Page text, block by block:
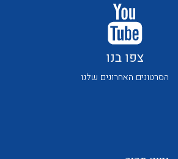
לכל מוצרי היצרן
צפו בנו
הסרטונים האחרונים שלנו